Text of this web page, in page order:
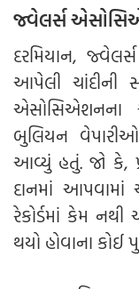
જ્વેલર્સ
દરમિયાન,
આપેલી ચાંદીની
બુલિયન
આવ્યું હતું. જો કે,
દાનમાં
રેકોર્ડમાં કેમ
થયો હોવાના કોઈ